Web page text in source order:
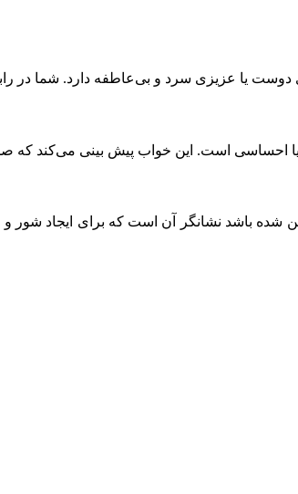
یا عزیزی سرد و بی‌عاطفه دارد. شما در
یا احساسی است. این خواب پیش بینی
شده باشد نشانگر آن است که برای ایجاد